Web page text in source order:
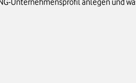
Unternehmensprofil anlegen und